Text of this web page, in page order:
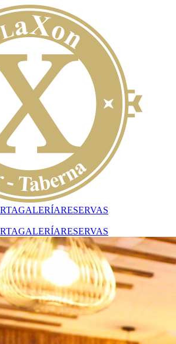
GALERÍARESERVAS
GALERÍARESERVAS